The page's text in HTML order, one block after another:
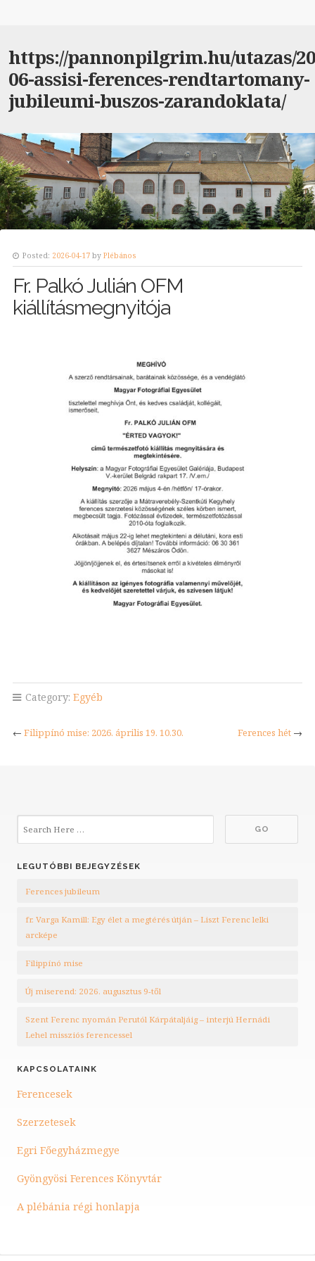
https://pannonpilgrim.hu/utazas/
06-assisi-ferences-rendtartomany-
jubileumi-buszos-zarandoklata/
Posted: 2026-04-17 by Plébános
Fr. Palkó Julián OFM
kiállításmegnyitója
Category: Egyéb
← Filippínó mise: 2026. április 19. 10.30. Ferences hét →
LEGUTÓBBI BEJEGYZÉSEK
Ferences jubileum
fr. Varga Kamill: Egy élet a megtérés útján – Liszt Ferenc lelki
arcképe
Filippínó mise
Új miserend: 2026. augusztus 9-től
Szent Ferenc nyomán Perutól Kárpátaljáig – interjú Hernádi
Lehel missziós ferencessel
KAPCSOLATAINK
Ferencesek
Szerzetesek
Egri Főegyházmegye
Gyöngyösi Ferences Könyvtár
A plébánia régi honlapja